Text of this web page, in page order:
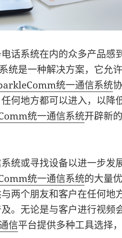
话系统在内的众多产品感
系统是一种解决方案，它允
统一通信系统
何地方都可以进入，以降
统一通信系统开辟新
统或寻找设备以进一步发
统一通信系统的大量
两个朋友和客户在任何地
。无论是与客户进行视频
信平台提供多种工具选择